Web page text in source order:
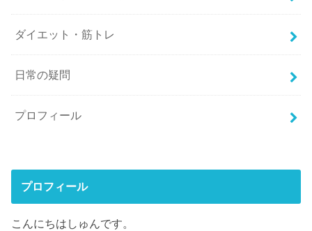
ダイエット・筋トレ
日常の疑問
プロフィール
プロフィール
こんにちはしゅんです。